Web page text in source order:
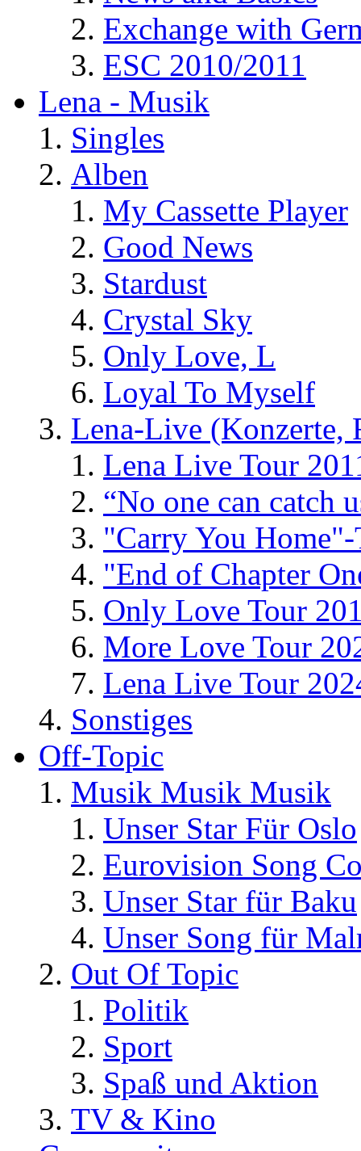
Exchange with
ESC 2010/2011
Lena - Musik
Singles
Alben
My Cassette Player
Good News
Stardust
Crystal Sky
Only Love, L
Loyal To Myself
Lena-Live (Konzerte,
Lena Live Tour
“No one can catch
"Carry You
"End of Chapter
Only Love Tour
More Love Tour
Lena Live Tour
Sonstiges
Off-Topic
Musik Musik Musik
Unser Star Für Oslo
Eurovision Song
Unser Star für Baku
Unser Song für
Out Of Topic
Politik
Sport
Spaß und Aktion
TV & Kino